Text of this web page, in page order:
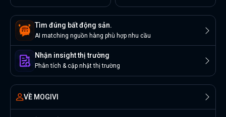
Tìm đúng bất động sản.
AI matching nguồn hàng phù hợp nhu cầu
Nhận insight thị trường
Phân tích & cập nhật thị trường
VỀ MOGIVI